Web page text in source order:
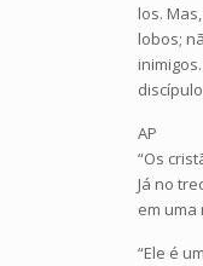
los.
lobos;
AP
“Os
Já no
em uma
“Ele é